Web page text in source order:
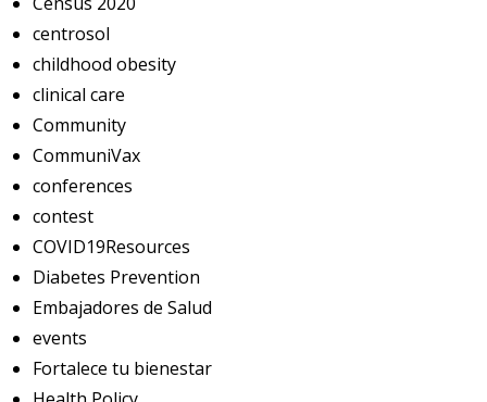
centrosol
childhood obesity
clinical care
Community
CommuniVax
conferences
contest
COVID19Resources
Diabetes Prevention
Embajadores de Salud
events
Fortalece tu bienestar